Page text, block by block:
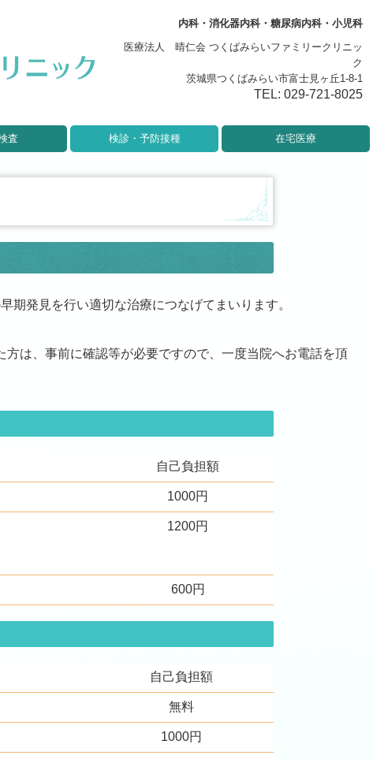
内科・消化器内科・糖尿病内科・ 小児科
医療法人 晴仁会 つくばみらいファミリークリニッ
ク
茨城県つくばみらい市富士見ヶ丘1-8-1
TEL: 029-721-8025
査 検診・予防接種 在宅医療
発見を行い適切な治療につなげてまいります。
は、事前に確認等が必要ですので、一度当院へお電話を頂
自己負担額
1000円
1200円
600円
自己負担額
無料
1000円